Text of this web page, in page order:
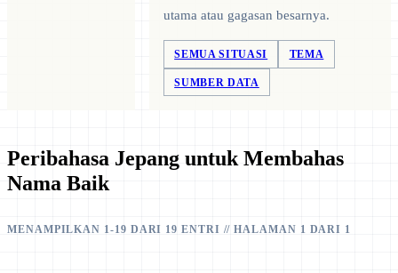
utama atau gagasan besarnya.
SEMUA SITUASI TEMA
SUMBER DATA
Peribahasa Jepang untuk Membahas
Nama Baik
MENAMPILKAN 1-19 DARI 19 ENTRI // HALAMAN 1 DARI 1